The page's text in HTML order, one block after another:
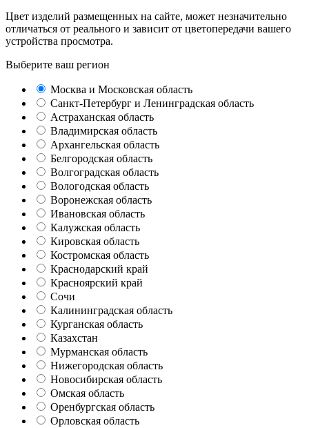
Цвет изделий размещенных на сайте, может незначительно
отличаться от реального и зависит от цветопередачи вашего
устройства просмотра.
Выберите ваш регион
Москва и Московская область
Санкт-Петербург и Ленинградская область
Астраханская область
Владимирская область
Архангельская область
Белгородская область
Волгоградская область
Вологодская область
Воронежская область
Ивановская область
Калужская область
Кировская область
Костромская область
Краснодарский край
Красноярский край
Сочи
Калининградская область
Курганская область
Казахстан
Мурманская область
Нижегородская область
Новосибирская область
Омская область
Оренбургская область
Орловская область